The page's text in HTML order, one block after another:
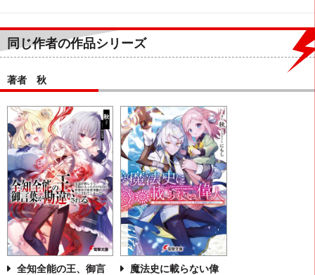
同じ作者の作品シリーズ
著者 秋
全知全能の王、御言
魔法史に載らない偉